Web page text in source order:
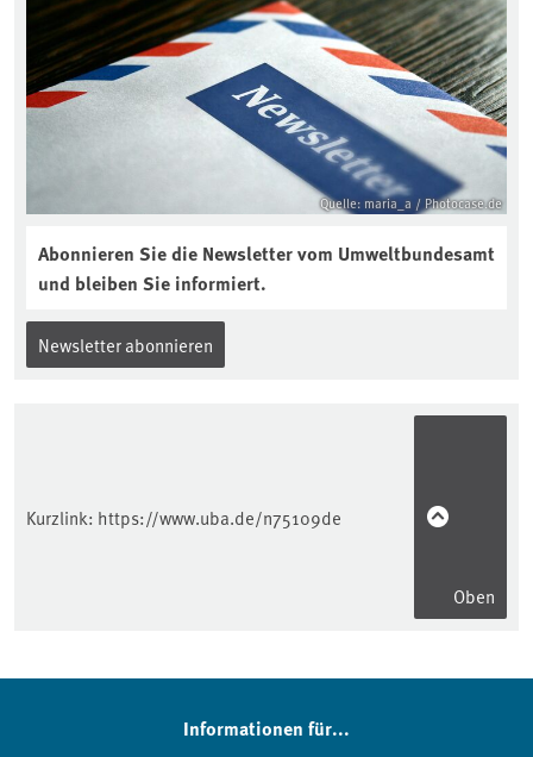
Quelle: maria_a / Photocase.de
Abonnieren Sie die Newsletter vom Umweltbundesamt
und bleiben Sie informiert.
Newsletter abonnieren
Kurzlink: https://www.uba.de/n75109de
Oben
Informationen für...